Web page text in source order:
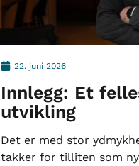
22. juni 2026
Innlegg: Et
utvikling
Det er med stor
takker for tilliten som